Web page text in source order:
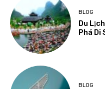
BLOG
Du
Phá Di
BLOG